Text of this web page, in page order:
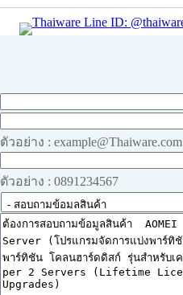
ตัวอย่าง : example@Thaiware.com
ตัวอย่าง : 0891234567